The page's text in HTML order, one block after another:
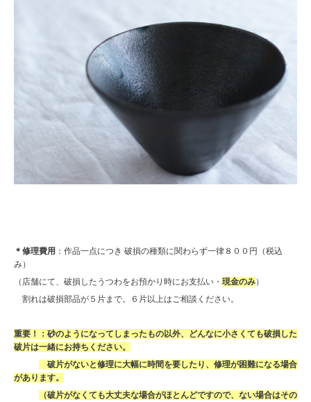
＊修理費用 ：作品一点につき 破損の種類に関わらず一律８００円（税込
み）
（店舗にて、破損したうつわをお預かり時にお支払い・ 現金のみ）
割れは破損部品が５片まで。６片以上はご相談ください。
重要！：砂のようになってしまったもの以外、どんなに小さくても破損した
破片は一緒にお持ちください。
破片がないと修理に大幅に時間を要したり、修理が困難になる場合
があります。
（破片がなくても大丈夫な場合がほとんどですので、ない場合はその